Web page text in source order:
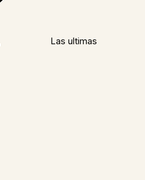
Las ultimas